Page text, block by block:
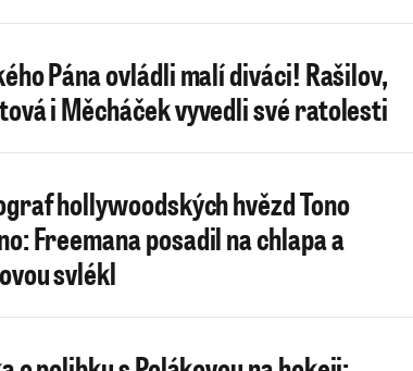
Pána ovládli malí diváci! Rašilov,
i Měcháček vyvedli své ratolesti
hollywoodských hvězd Tono
Freemana posadil na chlapa a
svlékl